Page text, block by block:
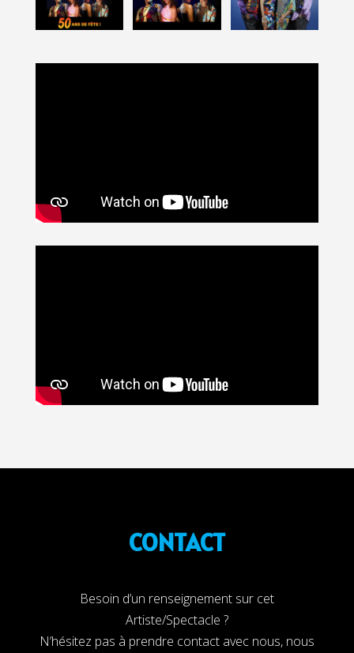
CONTACT
Besoin d’un renseignement sur cet
Artiste/Spectacle ?
N’hésitez pas à prendre contact avec nous, nous